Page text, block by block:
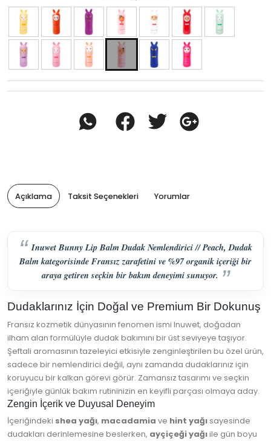
Açıklama Taksit Seçenekleri Yorumlar
Inuwet Bunny Lip Balm Dudak Nemlendirici // Peach, Dudak
Balm kategorisinde Fransız zarafetini ve %97 organik içeriği bir
araya getiren seçkin bir bakım deneyimi sunuyor.
Dudaklarınız İçin Doğal ve Premium Bir Dokunuş
Fransız kozmetik dünyasının fenomen ismi Inuwet, doğadan
ilham alan formülüyle dudak bakımını bir üst seviyeye taşıyor.
Şeftali aromasının tazeleyici etkisiyle zenginleştirilen bu özel ürün,
sadece bir nemlendirici değil, aynı zamanda dudaklarınız için
koruyucu bir kalkan görevi görür. Zamansız tasarımı ve seçkin
içeriğiyle günlük bakım rutininizin en keyifli parçası olmaya aday.
Zengin İçerik ve Duyusal Deneyim
İçeriğindeki shea yağı, macadamia ve hint yağı sayesinde
dudakları derinlemesine beslerken, ayçiçeği yağıile gün boyu